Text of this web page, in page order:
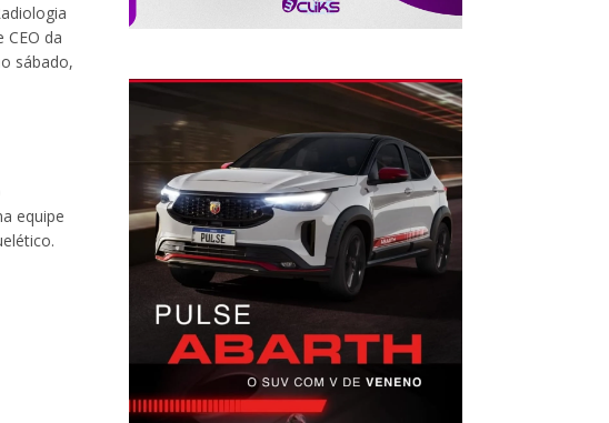
CEO da
sábado,
equipe